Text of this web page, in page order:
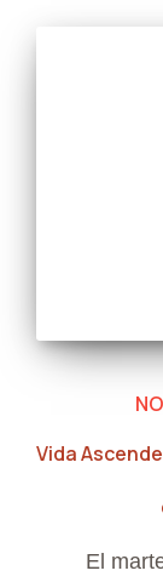
Vida
El